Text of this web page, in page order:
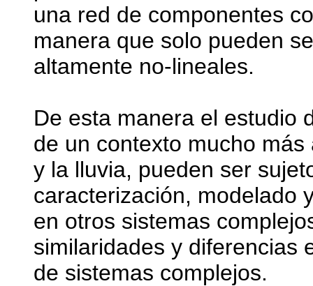
una red de componentes
manera que solo pueden
altamente no-lineales.
De esta manera el estudio
de un contexto mucho
y la lluvia, pueden ser
caracterización, modelado
en otros sistemas
similaridades y diferencias
de sistemas complejos.